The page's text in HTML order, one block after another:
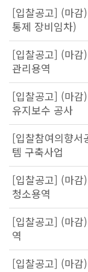
[입찰공고] (마감
통제 장비임차)
[입찰공고] (마감
관리용역
[입찰공고] (마감
유지보수 공사
[입찰참여의향서
템 구축사업
[입찰공고] (마감
청소용역
[입찰공고] (마감
역
[입찰공고] (마